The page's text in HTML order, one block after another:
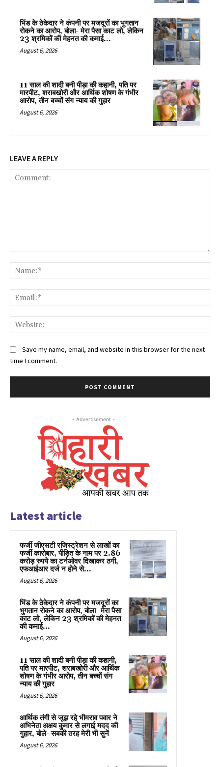
भिंड के ठेकेदार ने कंपनी पर मजदूरों का भुगतान
रोकने का आरोप, बोला- मेरा पैसा काट लो, लेकिन
23 श्रमिकों की मेहनत की कमाई...
August 6, 2026
11 साल की शादी बनी पीड़ा की कहानी, पति पर
मारपीट, शराबखोरी और आर्थिक शोषण के गंभीर
आरोप, तीन बच्चों संग न्याय की गुहार
August 6, 2026
LEAVE A REPLY
Save my name, email, and website in this browser for the next
time I comment.
- Advertisement -
Latest article
फर्जी जीएसटी रजिस्ट्रेशन से लाखों का
फर्जी कारोबार, पीड़ित के नाम पर 2.86
करोड़ रुपये का टर्नओवर दिखाकर ठगी,
एफआईआर दर्ज न होने से...
August 6, 2026
भिंड के ठेकेदार ने कंपनी पर मजदूरों का
भुगतान रोकने का आरोप, बोला- मेरा पैसा
काट लो, लेकिन 23 श्रमिकों की मेहनत
की कमाई...
August 6, 2026
11 साल की शादी बनी पीड़ा की कहानी,
पति पर मारपीट, शराबखोरी और आर्थिक
शोषण के गंभीर आरोप, तीन बच्चों संग
न्याय की गुहार
August 6, 2026
आर्थिक तंगी से जूझ रहे भीमराव पवार ने
अभिनेता अक्षय कुमार से लगाई मदद की
गुहार, बोले- सबकी तरह मेरी भी सुनें
August 6, 2026